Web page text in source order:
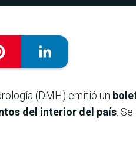
(DMH) emitió un
del interior del país .